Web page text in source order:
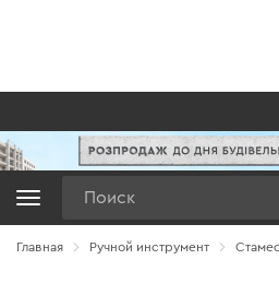
Главная Ручной инструмент